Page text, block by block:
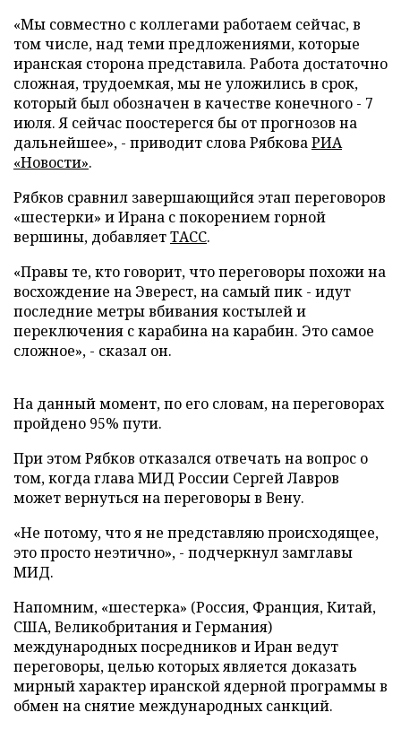
«Мы совместно с коллегами работаем сейчас, в
том числе, над теми предложениями, которые
иранская сторона представила. Работа достаточно
сложная, трудоемкая, мы не уложились в срок,
который был обозначен в качестве конечного - 7
июля. Я сейчас поостерегся бы от прогнозов на
дальнейшее», - приводит слова РябковаРИА
«Новости».
Рябков сравнил завершающийся этап переговоров
«шестерки» и Ирана с покорением горной
вершины, добавляетТАСС.
«Правы те, кто говорит, что переговоры похожи на
восхождение на Эверест, на самый пик - идут
последние метры вбивания костылей и
переключения с карабина на карабин. Это самое
сложное», - сказал он.
На данный момент, по его словам, на переговорах
пройдено 95% пути.
При этом Рябков отказался отвечать на вопрос о
том, когда глава МИД России Сергей Лавров
может вернуться на переговоры в Вену.
«Не потому, что я не представляю происходящее,
это просто неэтично», - подчеркнул замглавы
МИД.
Напомним, «шестерка» (Россия, Франция, Китай,
США, Великобритания и Германия)
международных посредников и Иран ведут
переговоры, целью которых является доказать
мирный характер иранской ядерной программы в
обмен на снятие международных санкций.